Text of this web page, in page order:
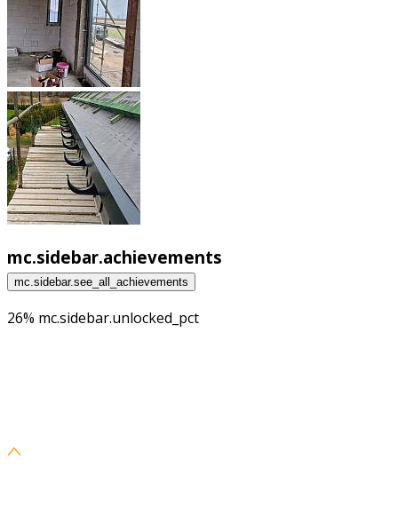
mc.sidebar.achievements
mc.sidebar.see_all_achievements
26% mc.sidebar.unlocked_pct